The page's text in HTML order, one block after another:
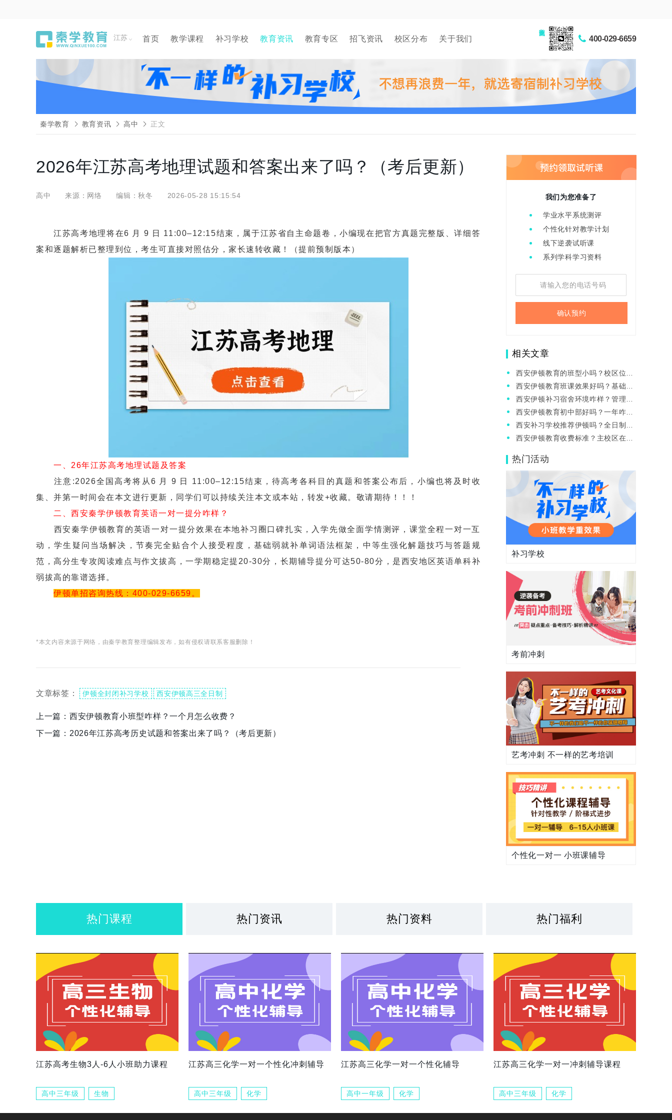
江苏 首页 教学课程 补习学校 教育资讯 教育专区 招飞资讯 校区分布 关于我们 400-029-6659
秦学教育 教育资讯 高中 正文
2026年江苏高考地理试题和答案出来了吗？（考后更新）
高中 来源：网络 编辑：秋冬 2026-05-28 15:15:54
江苏高考地理将在6 月 9 日 11:00–12:15结束，属于江苏省自主命题卷，小编现在把官方真题完整版、详细答
案和逐题解析已整理到位，考生可直接对照估分，家长速转收藏！（提前预制版本）
一、26年江苏高考地理试题及答案
注意:2026全国高考将从6 月 9 日 11:00–12:15结束，待高考各科目的真题和答案公布后，小编也将及时收
集、并第一时间会在本文进行更新，同学们可以持续关注本文或本站，转发+收藏。敬请期待！！！
二、西安秦学伊顿教育英语一对一提分咋样？
西安秦学伊顿教育的英语一对一提分效果在本地补习圈口碑扎实，入学先做全面学情测评，课堂全程一对一互
动，学生疑问当场解决，节奏完全贴合个人接受程度，基础弱就补单词语法框架，中等生强化解题技巧与答题规
范，高分生专攻阅读难点与作文拔高，一学期稳定提20-30分，长期辅导提分可达50-80分，是西安地区英语单科补
弱拔高的靠谱选择。
伊顿单招咨询热线：400-029-6659。
*本文内容来源于网络，由秦学教育整理编辑发布，如有侵权请联系客服删除！
文章标签： 伊顿全封闭补习学校 西安伊顿高三全日制
上一篇： 西安伊顿教育小班型咋样？一个月怎么收费？
下一篇： 2026年江苏高考历史试题和答案出来了吗？（考后更新）
我们为您准备了
学业水平系统测评
个性化针对教学计划
线下逆袭试听课
系列学科学习资料
确认预约
相关文章
西安伊顿教育的班型小吗？校区位置
在哪儿？
西安伊顿教育班课效果好吗？基础中
等能跟上吗？
西安伊顿补习宿舍环境咋样？管理严
格吗？
西安伊顿教育初中部好吗？一年咋收
费？
西安补习学校推荐伊顿吗？全日制校
区电话？
西安伊顿教育收费标准？主校区在哪
热门活动
补习学校
考前冲刺
艺考冲刺 不一样的艺考培训
个性化一对一 小班课辅导
热门课程 热门资讯 热门资料 热门福利
江苏高考生物3人-6人小班助力课程
高中三年级 生物
江苏高三化学一对一个性化冲刺辅导
高中三年级 化学
江苏高三化学一对一个性化辅导
高中一年级 化学
江苏高三化学一对一冲刺辅导课程
高中三年级 化学